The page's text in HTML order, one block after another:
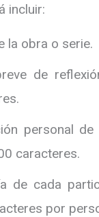
incluir:
la obra o serie.
de
personal
caracteres.
de cada
por